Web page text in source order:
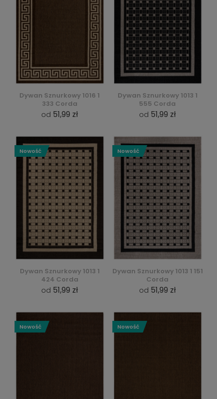
Dywan Sznurkowy 1016 1
333 Corda
od 51,99 zł
Dywan Sznurkowy 1013 1
555 Corda
od 51,99 zł
Dywan Sznurkowy 1013 1
424 Corda
od 51,99 zł
Nowość
Dywan Sznurkowy 1013 1 151
Corda
od 51,99 zł
Nowość
Nowość Nowość